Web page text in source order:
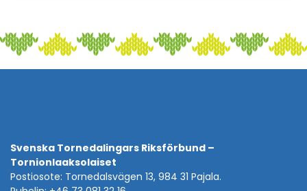
Svenska Tornedalingars Riksförbund –
Tornionlaaksolaiset
Postiosote: Tornedalsvägen 13, 984 31 Pajala.